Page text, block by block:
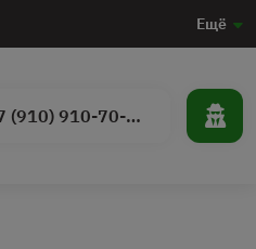
Ещё
(910) 910-70-15